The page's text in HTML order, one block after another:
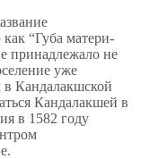
“Губа матери-
принадлежало не
уже
в Кандалакшской
Кандалакшей в
в 1582 году